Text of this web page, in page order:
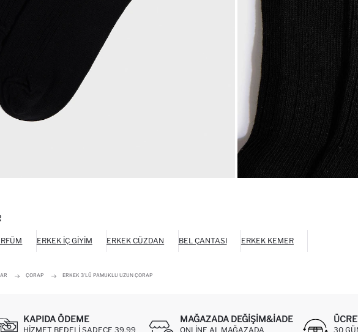
ERKEK İÇ GIYIM ERKEK CÜZDAN BEL ÇANTASI ERKEK KEMER
ÇORAP ERKEK 3'LÜ PAMUKLU UZUN ÇORAP
KAPIDA ÖDEME
HIZMET BEDELI SADECE 39,99
MAĞAZADA DEĞIŞIM&İADE
ONLINE AL MAĞAZADA
30